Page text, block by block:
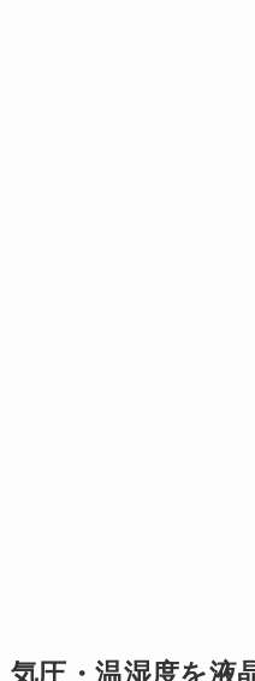
気圧・温湿度を液